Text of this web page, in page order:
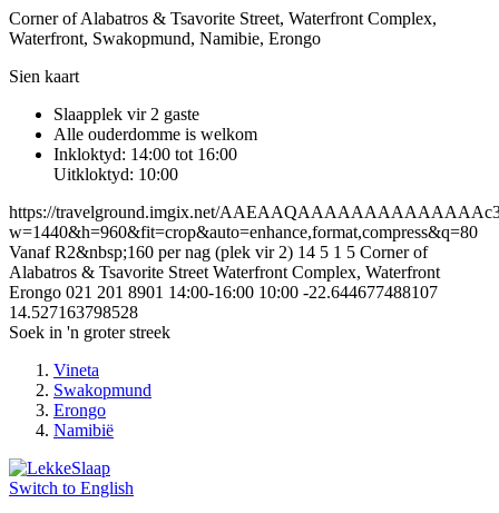
Corner of Alabatros & Tsavorite Street, Waterfront Complex,
Waterfront, Swakopmund, Namibie, Erongo
Sien kaart
Slaapplek vir 2 gaste
Alle ouderdomme is welkom
Inkloktyd: 14:00 tot 16:00
Uitkloktyd: 10:00
https://travelground.imgix.net/
w=1440&h=960&fit=crop&auto=enhance,format,compress&q=80
Vanaf R2&nbsp;160 per nag (plek vir 2) 14 5 1 5 Corner of
Alabatros & Tsavorite Street Waterfront Complex, Waterfront
Erongo 021 201 8901 14:00-16:00 10:00 -22.644677488107
14.527163798528
Soek in 'n groter streek
Vineta
Swakopmund
Erongo
Namibië
Switch to English